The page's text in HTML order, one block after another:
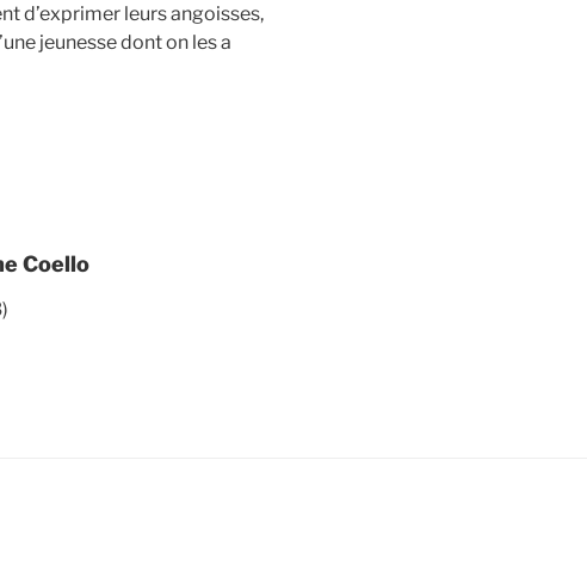
d’exprimer leurs angoisses,
jeunesse dont on les a
Coello